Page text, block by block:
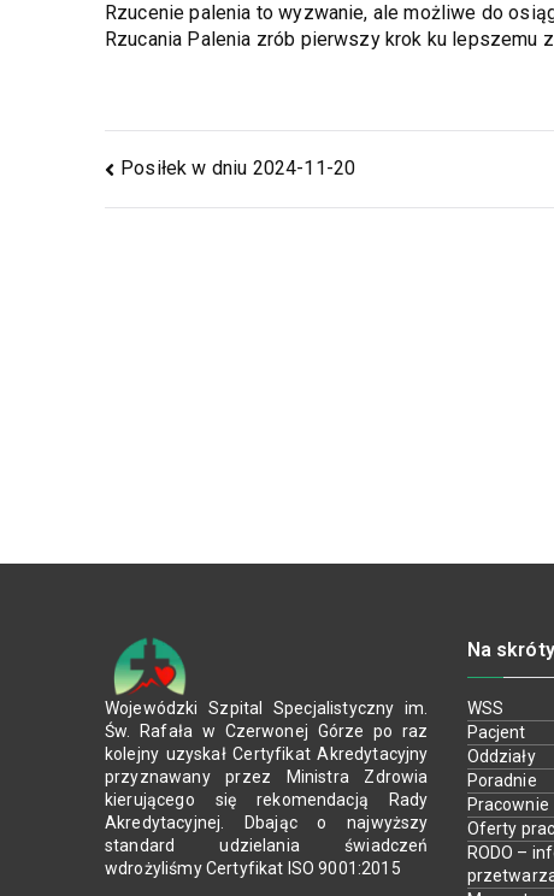
Rzucenie palenia to wyzwanie, ale możliwe do
Rzucania Palenia zrób pierwszy krok ku lepszemu
Posiłek w dniu 2024-11-20
Wojewódzki Szpital Specjalistyczny im.
Św. Rafała w Czerwonej Górze po raz
kolejny uzyskał Certyfikat Akredytacyjny
przyznawany przez Ministra Zdrowia
kierującego się rekomendacją Rady
Akredytacyjnej. Dbając o najwyższy
standard udzielania świadczeń
wdrożyliśmy Certyfikat ISO 9001:2015
Na skróty
WSS
Pacjent
Oddziały
Poradnie
Pracownie
Oferty
RODO –